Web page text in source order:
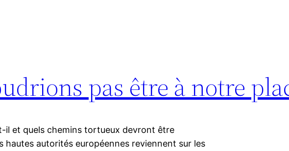
pas être à notre
il et quels chemins tortueux devront être
hautes autorités européennes reviennent sur les